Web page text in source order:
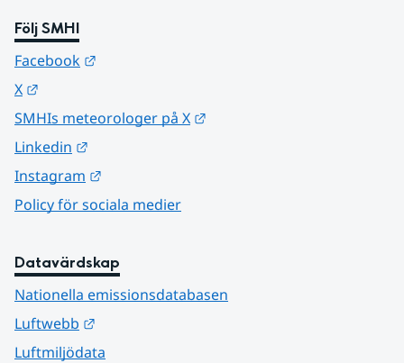
Följ SMHI
Facebook
X
SMHIs meteorologer på X
Linkedin
Instagram
Policy för sociala medier
Datavärdskap
Nationella emissionsdatabasen
Luftwebb
Luftmiljödata